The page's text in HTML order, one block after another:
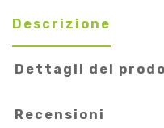
Descrizione
Dettagli del
Recensioni